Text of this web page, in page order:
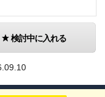
検討中に入れる